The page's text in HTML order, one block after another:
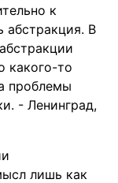
к
абстракция. В
какого-то
проблемы
- Ленинград,
лишь как